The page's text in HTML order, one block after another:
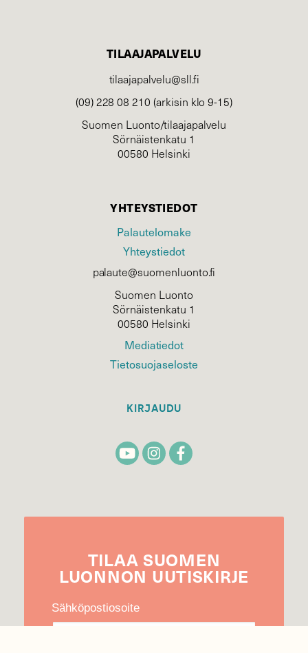
TILAAJAPALVELU
tilaajapalvelu@sll.fi
(09) 228 08 210 (arkisin klo 9-15)
Suomen Luonto/tilaajapalvelu
Sörnäistenkatu 1
00580 Helsinki
YHTEYSTIEDOT
Palautelomake
Yhteystiedot
palaute@suomenluonto.fi
Suomen Luonto
Sörnäistenkatu 1
00580 Helsinki
Mediatiedot
Tietosuojaseloste
KIRJAUDU
TILAA SUOMEN
LUONNON UUTIS­KIRJE
Sähköpostiosoite